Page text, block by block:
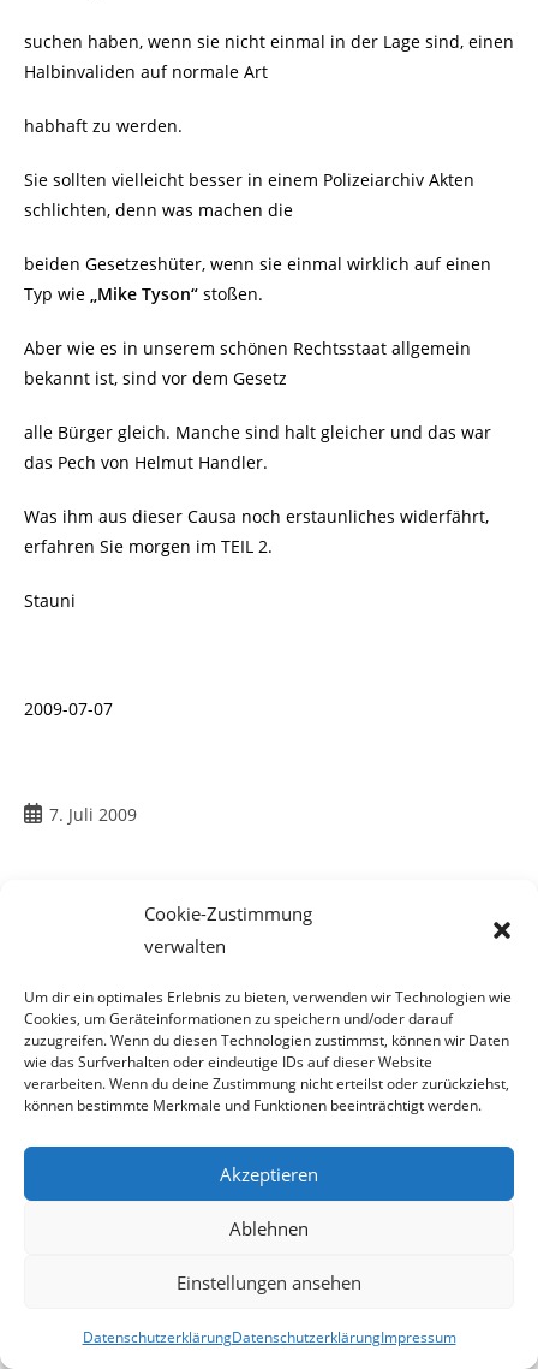
Cookie-Zustimmung
verwalten
Um dir ein optimales Erlebnis zu bieten, verwenden wir Technologien wie
Cookies, um Geräteinformationen zu speichern und/oder darauf
zuzugreifen. Wenn du diesen Technologien zustimmst, können wir Daten
wie das Surfverhalten oder eindeutige IDs auf dieser Website
verarbeiten. Wenn du deine Zustimmung nicht erteilst oder zurückziehst,
können bestimmte Merkmale und Funktionen beeinträchtigt werden.
Akzeptieren
Ablehnen
Einstellungen ansehen
DatenschutzerklärungDatenschutzerklärungImpressum
suchen haben, wenn sie nicht einmal in der Lage sind, einen
Halbinvaliden auf normale Art
habhaft zu werden.
Sie sollten vielleicht besser in einem Polizeiarchiv Akten
schlichten, denn was machen die
beiden Gesetzeshüter, wenn sie einmal wirklich auf einen
Typ wie „Mike Tyson“ stoßen.
Aber wie es in unserem schönen Rechtsstaat allgemein
bekannt ist, sind vor dem Gesetz
alle Bürger gleich. Manche sind halt gleicher und das war
das Pech von Helmut Handler.
Was ihm aus dieser Causa noch erstaunliches widerfährt,
erfahren Sie morgen im TEIL 2.
Stauni
2009-07-07
Beitrag
7. Juli 2009
Erstaunliches aktuell:
Die Post bringt allen was
FPÖ – Schnedlitz: „Bablers Eingriffe in die Privatsphäre gehen zu weit
– den Staat geht es nichts an, wer zuhause auf YouPorn & Co surft!“
Zurzeit sind gefakte A1-Rechnungen online unterwegs
Salzburgs Juden und ihre Sicherheit: „Erst nach einem Anschlag wäre